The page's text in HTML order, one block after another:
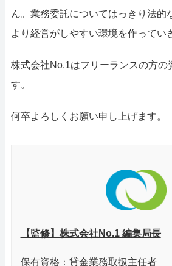
ん。業務委託についてはっきり法的
より経営がしやすい環境を作ってい
株式会社No.1はフリーランスの方の
す。
何卒よろしくお願い申し上げます。
【監修】株式会社No.1 編集局長
保有資格：貸金業務取扱主任者